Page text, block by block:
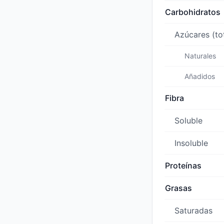
Carbohidratos
Azúcares
Naturales
Añadidos
Fibra
Soluble
Insoluble
Proteínas
Grasas
Saturadas